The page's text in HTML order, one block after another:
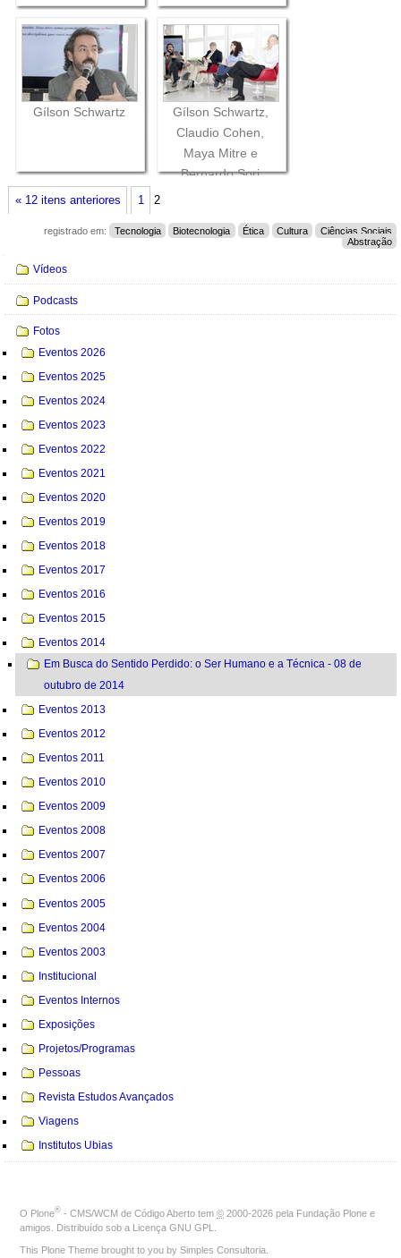
Gílson Schwartz
Gílson Schwartz,
Claudio Cohen,
Maya Mitre e
Bernardo Sorj
« 12 itens anteriores 1 2
registrado em: Tecnologia Biotecnologia Ética Cultura
Ciências Sociais
Abstração
Navegação
Vídeos
Podcasts
Fotos
Eventos 2026
Eventos 2025
Eventos 2024
Eventos 2023
Eventos 2022
Eventos 2021
Eventos 2020
Eventos 2019
Eventos 2018
Eventos 2017
Eventos 2016
Eventos 2015
Eventos 2014
Em Busca do Sentido Perdido: o Ser Humano e a Técnica - 08 de
outubro de 2014
Eventos 2013
Eventos 2012
Eventos 2011
Eventos 2010
Eventos 2009
Eventos 2008
Eventos 2007
Eventos 2006
Eventos 2005
Eventos 2004
Eventos 2003
Institucional
Eventos Internos
Exposições
Projetos/Programas
Pessoas
Revista Estudos Avançados
Viagens
Institutos Ubias
O Plone® - CMS/WCM de Código Aberto tem © 2000-2026 pela Fundação Plone e
amigos. Distribuído sob a Licença GNU GPL
This Plone Theme brought to you by Simples Consultoria